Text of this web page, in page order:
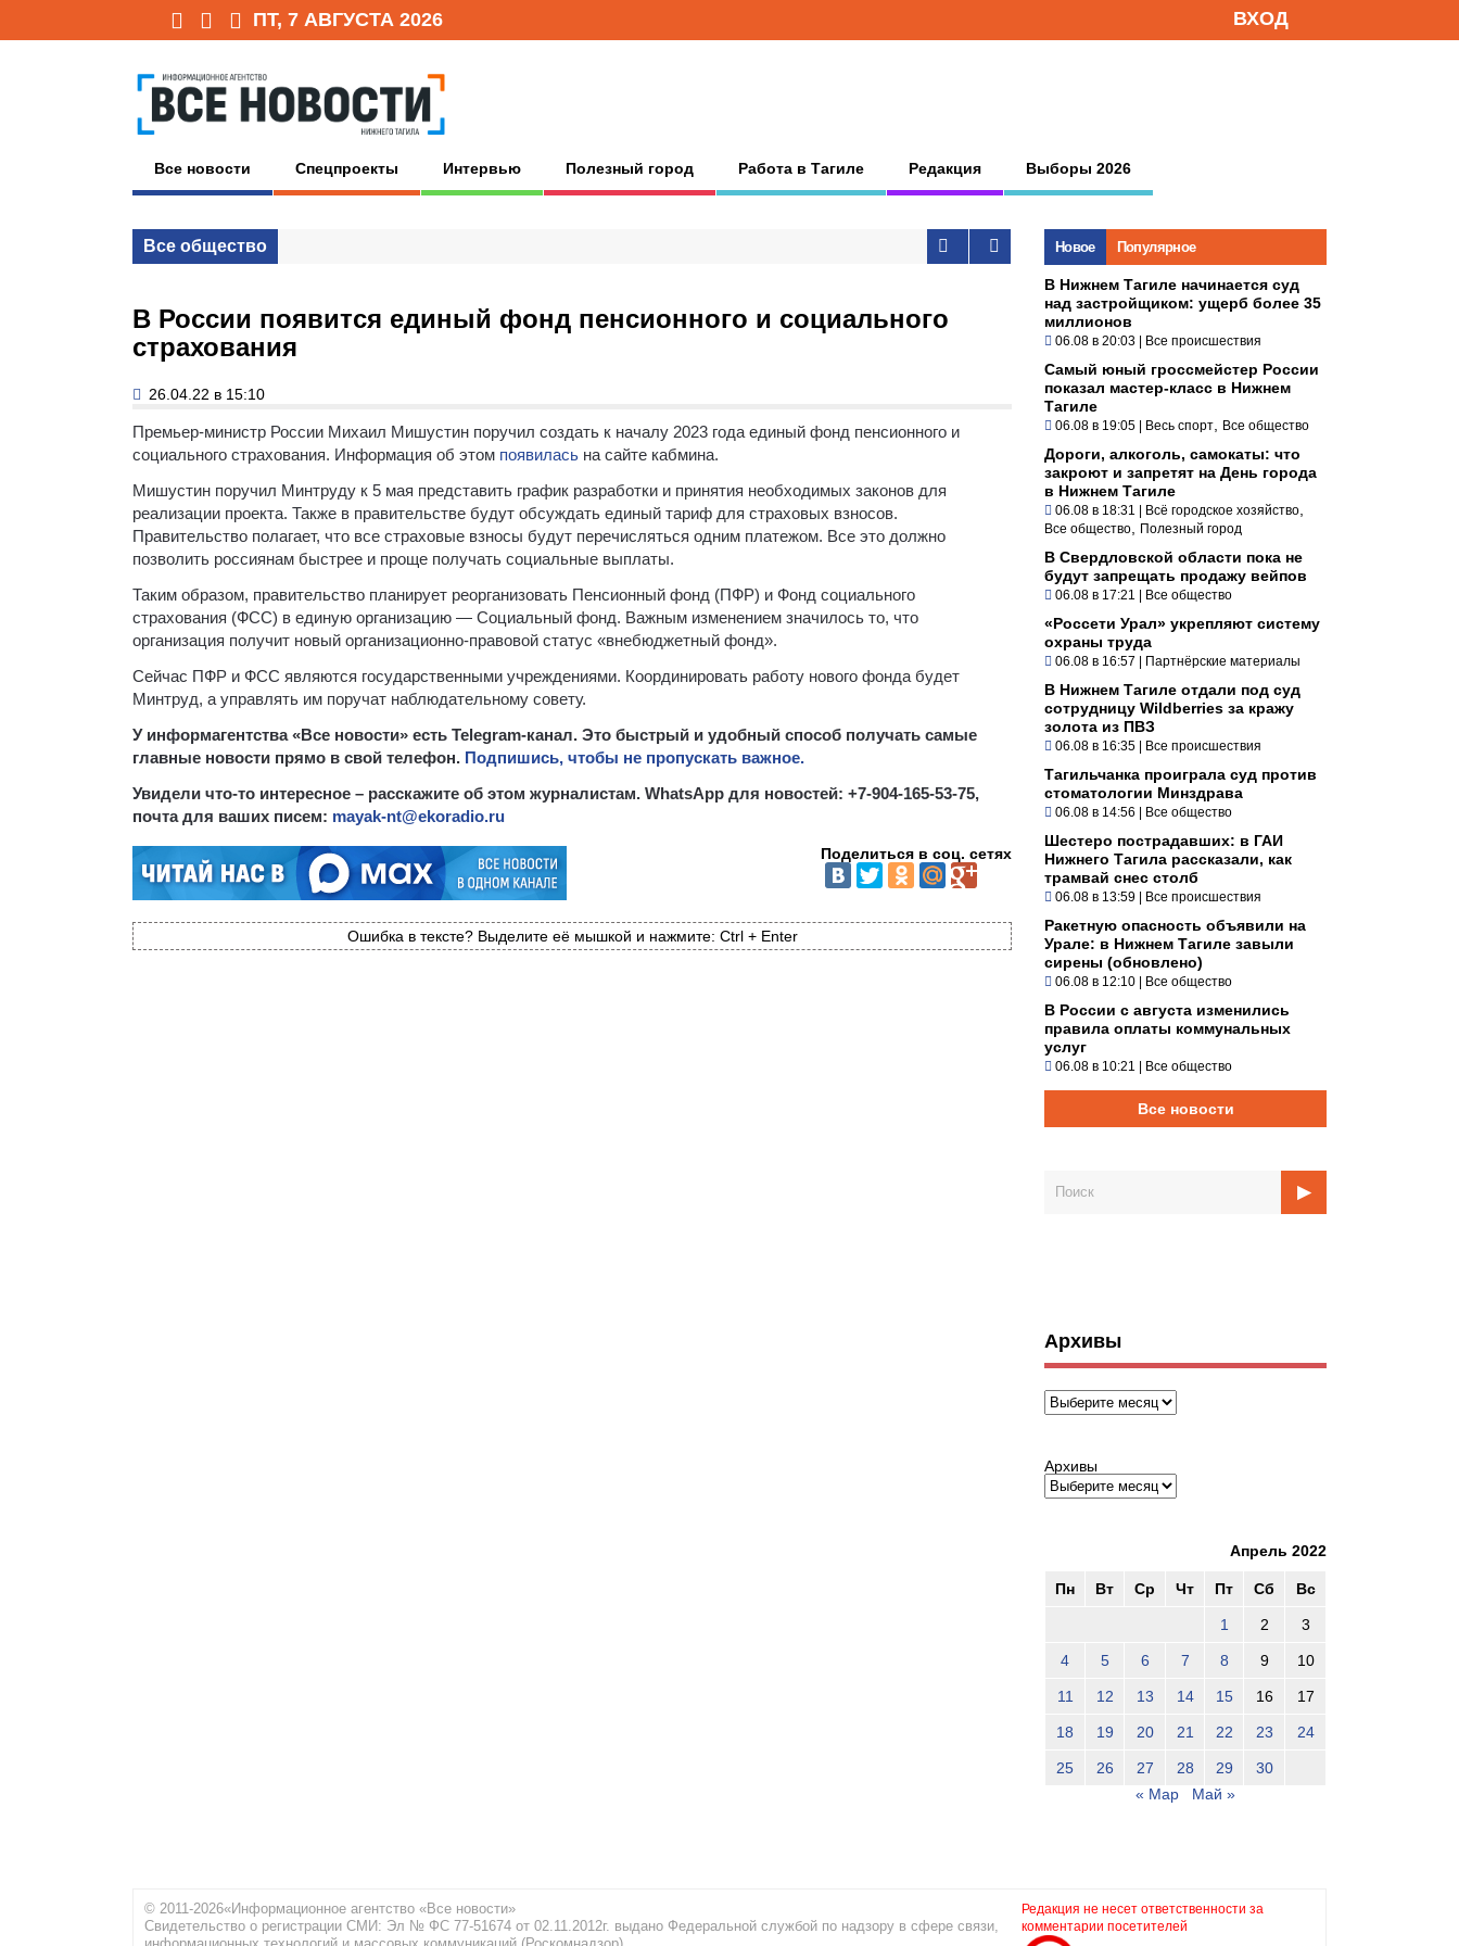
ПТ, 7 АВГУСТА 2026 ВХОД
Все новости Спецпроекты Интервью Полезный город Работа в Тагиле Редакция Выборы 2026
Все общество
В России появится единый фонд пенсионного и социального
страхования
26.04.22 в 15:10
Премьер-министр России Михаил Мишустин поручил создать к началу 2023 года единый фонд пенсионного и
социального страхования. Информация об этом появилась на сайте кабмина.
Мишустин поручил Минтруду к 5 мая представить график разработки и принятия необходимых законов для
реализации проекта. Также в правительстве будут обсуждать единый тариф для страховых взносов.
Правительство полагает, что все страховые взносы будут перечисляться одним платежом. Все это должно
позволить россиянам быстрее и проще получать социальные выплаты.
Таким образом, правительство планирует реорганизовать Пенсионный фонд (ПФР) и Фонд социального
страхования (ФСС) в единую организацию — Социальный фонд. Важным изменением значилось то, что
организация получит новый организационно-правовой статус «внебюджетный фонд».
Сейчас ПФР и ФСС являются государственными учреждениями. Координировать работу нового фонда будет
Минтруд, а управлять им поручат наблюдательному совету.
У информагентства «Все новости» есть Telegram-канал. Это быстрый и удобный способ получать самые
главные новости прямо в свой телефон. Подпишись, чтобы не пропускать важное.
Увидели что-то интересное – расскажите об этом журналистам. WhatsApp для новостей: +7-904-165-53-75,
почта для ваших писем: mayak-nt@ekoradio.ru
Поделиться в соц. сетях
Ошибка в тексте? Выделите её мышкой и нажмите: Ctrl + Enter
Новое Популярное
В Нижнем Тагиле начинается суд
над застройщиком: ущерб более 35
миллионов
06.08 в 20:03 | Все происшествия
Самый юный гроссмейстер России
показал мастер-класс в Нижнем
Тагиле
06.08 в 19:05 | Весь спорт Все общество
Дороги, алкоголь, самокаты: что
закроют и запретят на День города
в Нижнем Тагиле
06.08 в 18:31 | Всё городское хозяйство
Все общество Полезный город
В Свердловской области пока не
будут запрещать продажу вейпов
06.08 в 17:21 | Все общество
«Россети Урал» укрепляют систему
охраны труда
06.08 в 16:57 | Партнёрские материалы
В Нижнем Тагиле отдали под суд
сотрудницу Wildberries за кражу
золота из ПВЗ
06.08 в 16:35 | Все происшествия
Тагильчанка проиграла суд против
стоматологии Минздрава
06.08 в 14:56 | Все общество
Шестеро пострадавших: в ГАИ
Нижнего Тагила рассказали, как
трамвай снес столб
06.08 в 13:59 | Все происшествия
Ракетную опасность объявили на
Урале: в Нижнем Тагиле завыли
сирены (обновлено)
06.08 в 12:10 | Все общество
В России с августа изменились
правила оплаты коммунальных
услуг
06.08 в 10:21 | Все общество
Все новости
Архивы
Архивы
Архивы
Апрель 2022
Пн Вт Ср Чт Пт Сб Вс
1 2 3
4 5 6 7 8 9 10
11 12 13 14 15 16 17
18 19 20 21 22 23 24
25 26 27 28 29
30
« Мар
Май »
© 2011-2026«Информационное агентство «Все новости»
Свидетельство о регистрации СМИ: Эл № ФС 77-51674 от 02.11.2012г. выдано Федеральной службой по надзору в сфере связи,
Редакция не несет ответственности за
комментарии посетителей